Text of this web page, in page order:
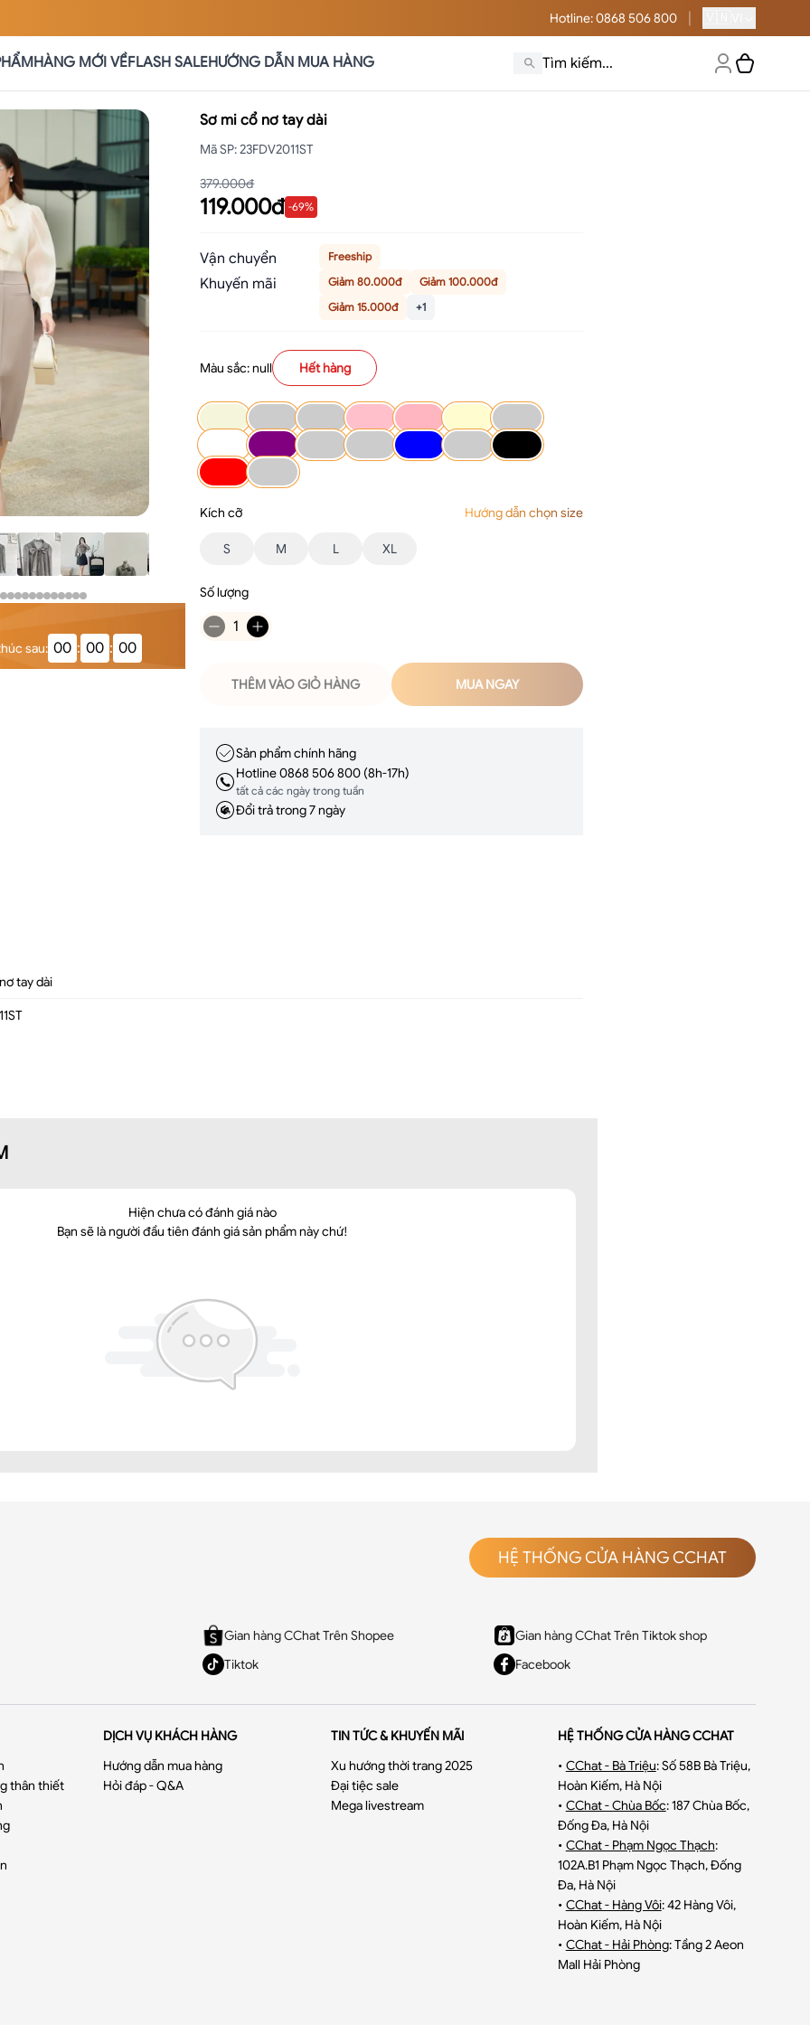
Hotline: 0868 506 800
HÀNG MỚI VỀFLASH SALEHƯỚNG DẪN MUA HÀNG
sau: 00 : 00 : 00
Sơ mi cổ nơ tay dài
Mã SP:23FDV2011ST
379.000đ
119.000đ -69%
Vận chuyển Freeship
Khuyến mãi Giảm 80.000đ
Giảm 100.000đ
Giảm 15.000đ
+1
Màu sắc: null Hết hàng
Kích cỡ Hướng dẫn chọn size
S M L XL
Số lượng
1
THÊM VÀO GIỎ HÀNG MUA NGAY
Sản phẩm chính hãng
Hotline 0868 506 800 (8h-17h)
tất cả các ngày trong tuần
Đổi trả trong 7 ngày
tay dài
Hiện chưa có đánh giá nào
Bạn sẽ là người đầu tiên đánh giá sản phẩm này chứ!
HỆ THỐNG CỬA HÀNG CCHAT
Gian hàng CChat Trên Shopee
Gian hàng CChat Trên Tiktok shop
Tiktok
Facebook
thân thiết
DỊCH VỤ KHÁCH HÀNG
Hướng dẫn mua hàng
Hỏi đáp - Q&A
TIN TỨC & KHUYẾN MÃI
Xu hướng thời trang 2025
Đại tiệc sale
Mega livestream
HỆ THỐNG CỬA HÀNG CCHAT
• CChat - Bà Triệu:Số 58B Bà Triệu,
Hoàn Kiếm, Hà Nội
• CChat - Chùa Bốc:187 Chùa Bốc,
Đống Đa, Hà Nội
• CChat - Phạm Ngọc Thạch:
102A.B1 Phạm Ngọc Thạch, Đống
Đa, Hà Nội
• CChat - Hàng Vôi:42 Hàng Vôi,
Hoàn Kiếm, Hà Nội
• CChat - Hải Phòng:Tầng 2 Aeon
Mall Hải Phòng